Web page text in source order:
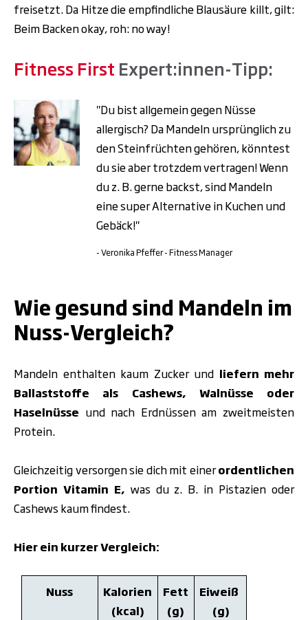
freisetzt. Da Hitze die empfindliche Blausäure killt, gilt:
Beim Backen okay, roh: no way!
Fitness First Expert:innen-Tipp:
"Du bist allgemein gegen Nüsse
allergisch? Da Mandeln ursprünglich zu
den Steinfrüchten gehören, könntest
du sie aber trotzdem vertragen! Wenn
du z. B. gerne backst, sind Mandeln
eine super Alternative in Kuchen und
Gebäck!"
- Veronika Pfeffer - Fitness Manager
Wie gesund sind Mandeln im
Nuss-Vergleich?
Mandeln enthalten kaum Zucker und liefern mehr
Ballaststoffe als Cashews, Walnüsse oder
Haselnüsse und nach Erdnüssen am zweitmeisten
Protein.
Gleichzeitig versorgen sie dich mit einerordentlichen
Portion Vitamin E, was du z. B. in Pistazien oder
Cashews kaum findest.
Hier ein kurzer Vergleich:
Nuss
Kalorien
(kcal)
Fett
(g)
Eiweiß
(g)